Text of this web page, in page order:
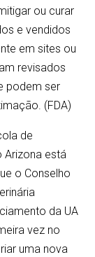
ou curar
e vendidos
em sites ou
revisados
podem ser
(FDA)
de
Arizona está
o Conselho
da UA
vez no
uma nova